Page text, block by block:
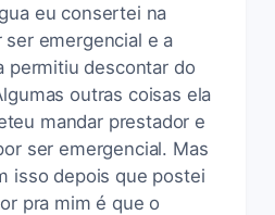
eu consertei na
ser emergencial e a
permitiu descontar do
outras coisas ela
mandar prestador e
ser emergencial. Mas
isso depois que postei
pra mim é que o